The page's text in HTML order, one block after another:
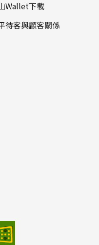
Wallet下載
待客與顧客關係